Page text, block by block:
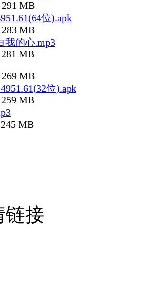
291 MB
位).apk
283 MB
我的心.mp3
281 MB
269 MB
位).apk
259 MB
245 MB
链接